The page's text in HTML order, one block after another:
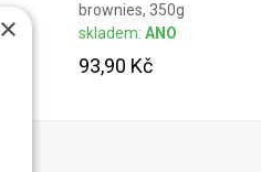
brownies, 350g
skladem: ANO
93,90 Kč
×